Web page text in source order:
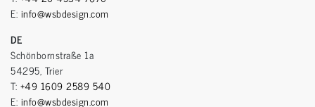
E: info@wsbdesign.com
DE
Schönbornstraße 1a
54295, Trier
T: +49 1609 2589 540
E: info@wsbdesign.com